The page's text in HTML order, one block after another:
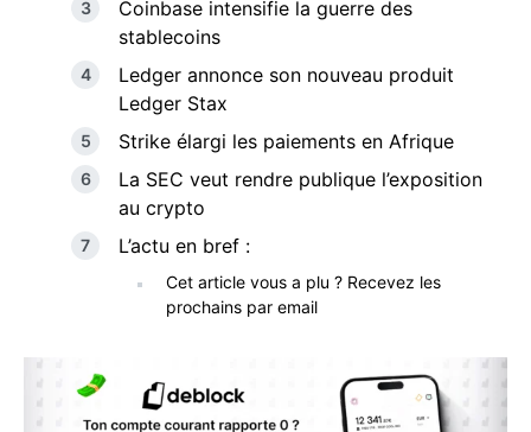
Coinbase intensifie la guerre des
stablecoins
Ledger annonce son nouveau produit
Ledger Stax
Strike élargi les paiements en Afrique
La SEC veut rendre publique l’exposition
au crypto
L’actu en bref :
Cet article vous a plu ? Recevez les
prochains par email